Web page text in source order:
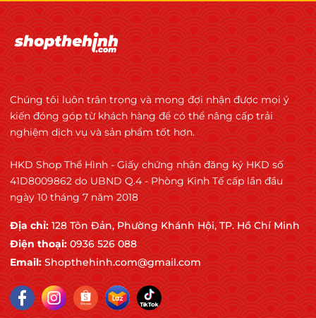
Chúng tôi luôn trân trọng và mong đợi nhận được mọi ý
kiến đóng góp từ khách hàng để có thể nâng cấp trải
nghiệm dịch vụ và sản phẩm tốt hơn.
HKD Shop Thể Hình - Giấy chứng nhận đăng ký HKD số
41D8009862 do UBND Q.4 - Phòng Kinh Tế cấp lần đầu
ngày 10 tháng 7 năm 2018
Địa chỉ: 128 Tôn Đản, Phường Khánh Hội, TP. Hồ Chí Minh
Điện thoại: 0936 526 088
Email: Shopthehinh.com@gmail.com